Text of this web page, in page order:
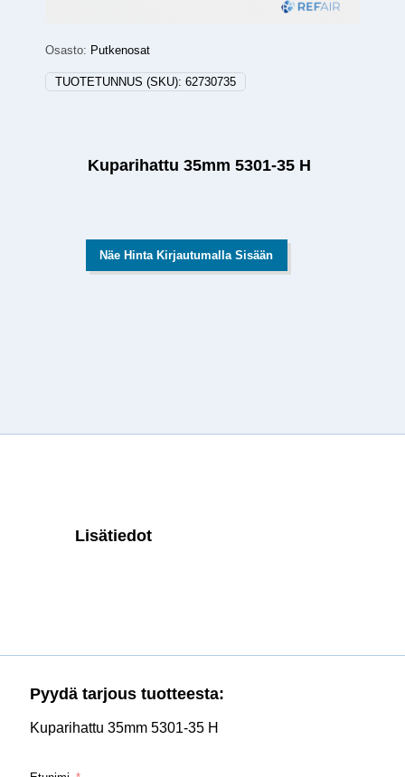
Osasto: Putkenosat
TUOTETUNNUS (SKU): 62730735
Kuparihattu 35mm 5301-35 H
Näe Hinta Kirjautumalla Sisään
Lisätiedot
Pyydä tarjous tuotteesta:
Kuparihattu 35mm 5301-35 H